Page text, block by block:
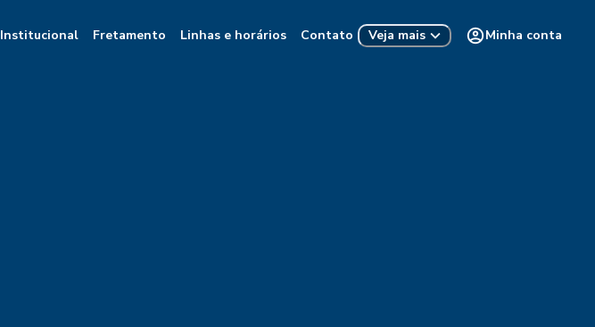
Institucional Fretamento Linhas e horários Contato Veja mais Minha conta